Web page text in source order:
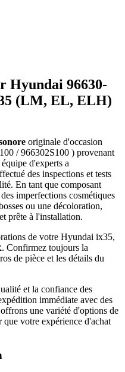
Hyundai 96630-
(LM, EL, ELH)
originale d'occasion
/ 966302S100 ) provenant
d'experts a
des inspections et tests
En tant que composant
imperfections cosmétiques
ou une décoloration,
prête à l'installation.
de votre Hyundai ix35,
. Confirmez toujours la
de pièce et les détails du
et la confiance des
immédiate avec des
une variété d'options de
que votre expérience d'achat